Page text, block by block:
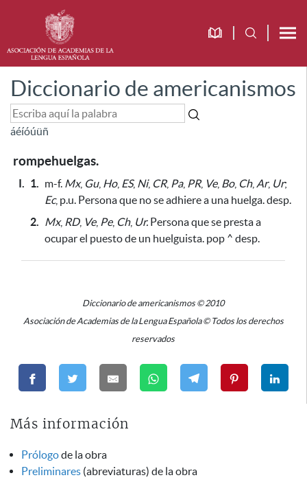
Diccionario de americanismos
áéíóúüñ
rompehuelgas.
I. 1. m-f. Mx, Gu, Ho, ES, Ni, CR, Pa, PR, Ve, Bo, Ch, Ar, Ur;
Ec, p.u. Persona que no se adhiere a una huelga. desp.
2. Mx, RD, Ve, Pe, Ch, Ur. Persona que se presta a
ocupar el puesto de un huelguista. pop ^ desp.
Diccionario de americanismos © 2010
Asociación de Academias de la Lengua Española © Todos los derechos
reservados
Más información
Prólogode la obra
Preliminares (abreviaturas) de la obra